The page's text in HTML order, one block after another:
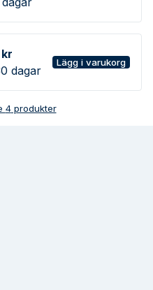
dagar
Lägg i varukorg
4produkter